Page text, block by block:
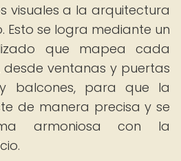
visuales a la arquitectura
Esto se logra mediante un
que mapea cada
ventanas y puertas
balcones, para que la
de manera precisa y se
armoniosa con la